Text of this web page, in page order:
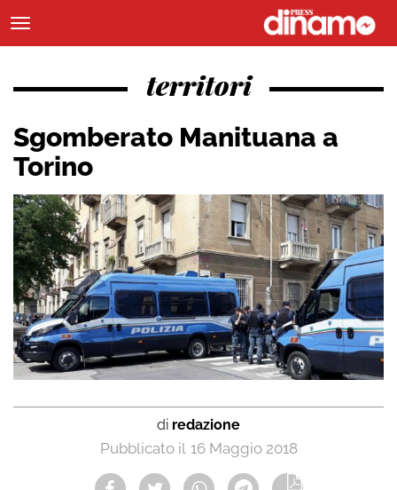
territori
Sgomberato Manituana a
Torino
di redazione
16 Maggio 2018